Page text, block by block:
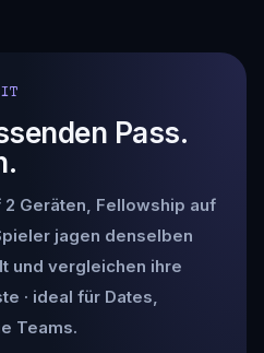
Pass.
Geräten, Fellowship auf
jagen denselben
und vergleichen ihre
· ideal für Dates,
Teams.